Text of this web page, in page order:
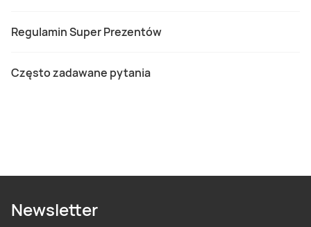
Regulamin Super Prezentów
Często zadawane pytania
Newsletter